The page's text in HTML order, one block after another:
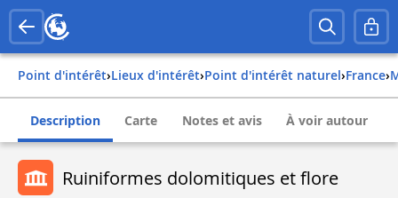
Point d'intérêt› Lieux d'intérêt› Point d'intérêt naturel› france›
Description Carte Notes et avis À voir autour
Ruiniformes dolomitiques et flore